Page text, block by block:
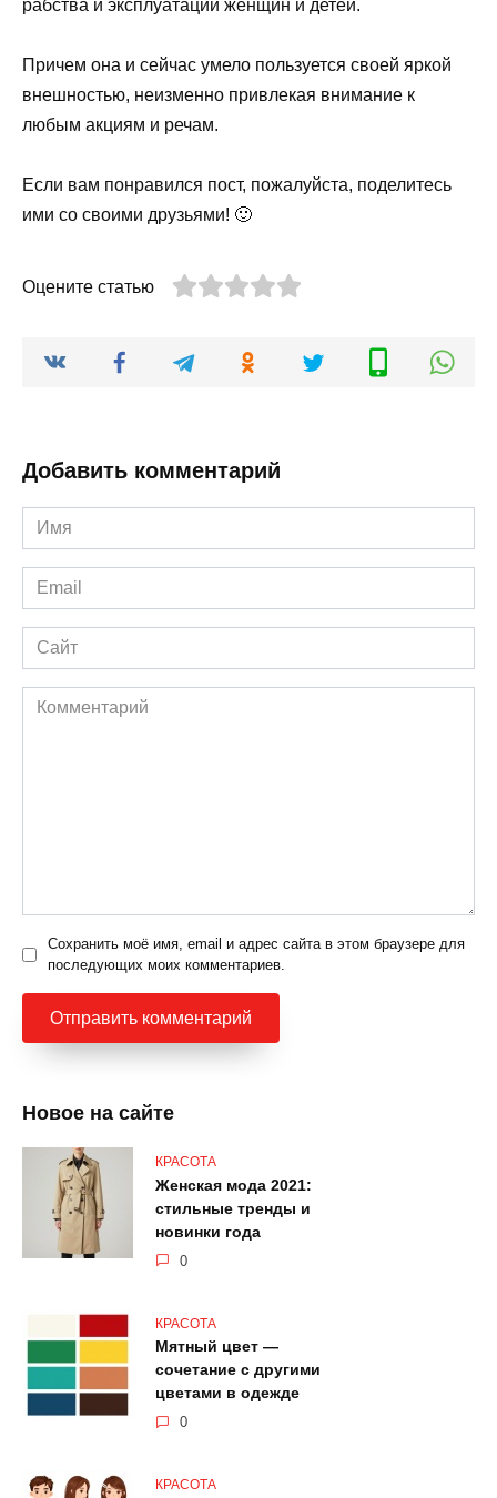
рабства и эксплуатации женщин и детей.
Причем она и сейчас умело пользуется своей яркой
внешностью, неизменно привлекая внимание к
любым акциям и речам.
Если вам понравился пост, пожалуйста, поделитесь
ими со своими друзьями! 🙂
Оцените статью
Добавить комментарий
Имя
*
Email
*
Сайт
Комментарий
Сохранить моё имя, email и адрес сайта в этом браузере для
последующих моих комментариев.
Новое на сайте
КРАСОТА
Женская мода 2021:
стильные тренды и
новинки года
0
КРАСОТА
Мятный цвет —
сочетание с другими
цветами в одежде
0
КРАСОТА